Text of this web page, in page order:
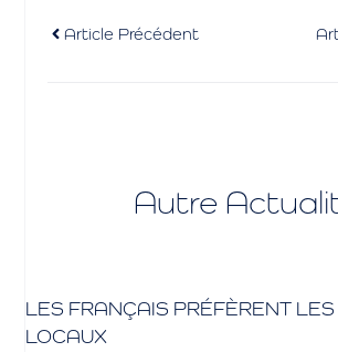
Article Précédent
Autre
LES FRANÇAIS PRÉFÈRENT
LOCAUX